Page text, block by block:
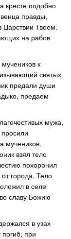
кресте подобно
правды,
Царствии Твоем.
на рабов
к
святых
предали души
предаем
мужа,
мучеников.
взял тело
похоронил
от города. Тело
в селе
славу Божию
в узах
при